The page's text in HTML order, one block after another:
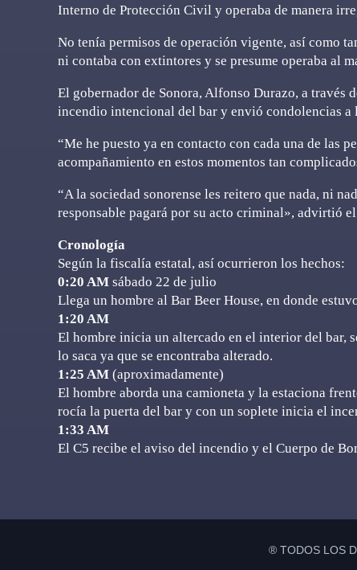
Interno de Protección Civil y operaba de manera
No tenía permisos de operación vigente, así como
ni contaba con extintores y se presume operaba al
El gobernador de Sonora, Alfonso Durazo, a
incendio intencional del bar y envió condolencias a
“Me he puesto ya en contacto con cada una de las
acompañamiento en estos momentos tan
“A la sociedad sonorense les reitero que nada, ni
responsable pagará por su acto criminal», advirtió
Cronología
Según la fiscalía estatal, así ocurrieron los hechos:
0:20 AM sábado 22 de julio
Llega un hombre al Bar Beer House, en donde
1:20 AM
El hombre inicia un altercado en el interior del bar,
lo saca ya que se encontraba alterado.
1:25 AM (aproximadamente)
El hombre aborda una camioneta y la estaciona
rocía la puerta del bar y con un soplete inicia el
1:33 AM
El C5 recibe el aviso del incendio y el Cuerpo de
® TODOS LOS